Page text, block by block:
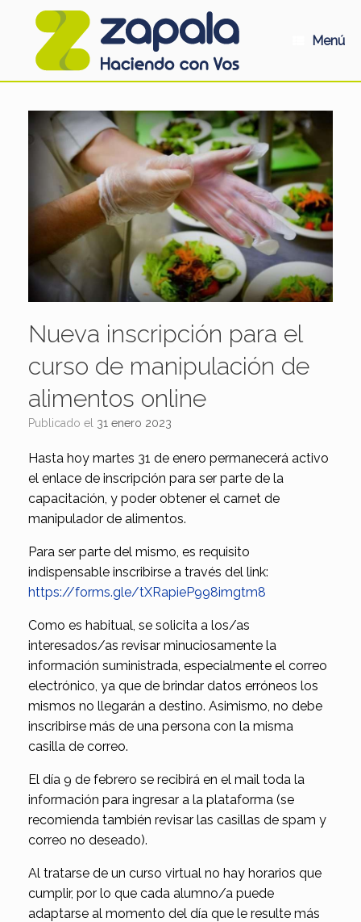
Menú
Nueva inscripción para el
curso de manipulación de
alimentos online
Publicado el 31 enero 2023
Hasta hoy martes 31 de enero permanecerá activo
el enlace de inscripción para ser parte de la
capacitación, y poder obtener el carnet de
manipulador de alimentos.
Para ser parte del mismo, es requisito
indispensable inscribirse a través del link:
https://forms.gle/tXRapieP998imgtm8
Como es habitual, se solicita a los/as
interesados/as revisar minuciosamente la
información suministrada, especialmente el correo
electrónico, ya que de brindar datos erróneos los
mismos no llegarán a destino. Asimismo, no debe
inscribirse más de una persona con la misma
casilla de correo.
El día 9 de febrero se recibirá en el mail toda la
información para ingresar a la plataforma (se
recomienda también revisar las casillas de spam y
correo no deseado).
Al tratarse de un curso virtual no hay horarios que
cumplir, por lo que cada alumno/a puede
adaptarse al momento del día que le resulte más